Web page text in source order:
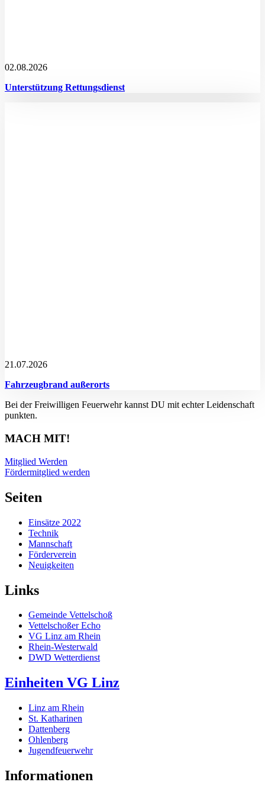
02.08.2026
Unterstützung Rettungsdienst
21.07.2026
Fahrzeugbrand außerorts
Bei der Freiwilligen Feuerwehr kannst DU mit echter Leidenschaft
punkten.
MACH MIT!
Mitglied Werden
Fördermitglied werden
Seiten
Einsätze 2022
Technik
Mannschaft
Förderverein
Neuigkeiten
Links
Gemeinde Vettelschoß
Vettelschoßer Echo
VG Linz am Rhein
Rhein-Westerwald
DWD Wetterdienst
Einheiten VG Linz
Linz am Rhein
St. Katharinen
Dattenberg
Ohlenberg
Jugendfeuerwehr
Informationen